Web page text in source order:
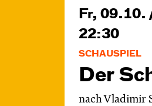
Fr, 09.10.
22:30
SCHAUSPIEL
Der
nach Vladimir